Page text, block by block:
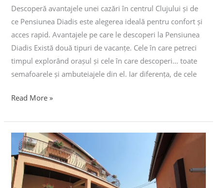
Descoperă avantajele unei cazări în centrul Clujului și de
ce Pensiunea Diadis este alegerea ideală pentru confort și
acces rapid. Avantajele pe care le descoperi la Pensiunea
Diadis Există două tipuri de vacanțe. Cele în care petreci
timpul explorând orașul și cele în care descoperi… toate
semafoarele și ambuteiajele din el. Iar diferența, de cele
Read More »
Care
este
cea
mai